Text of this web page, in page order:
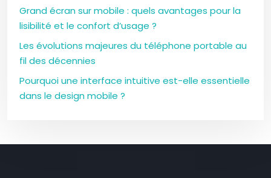
Grand écran sur mobile : quels avantages pour la
lisibilité et le confort d’usage ?
Les évolutions majeures du téléphone portable au
fil des décennies
Pourquoi une interface intuitive est-elle essentielle
dans le design mobile ?